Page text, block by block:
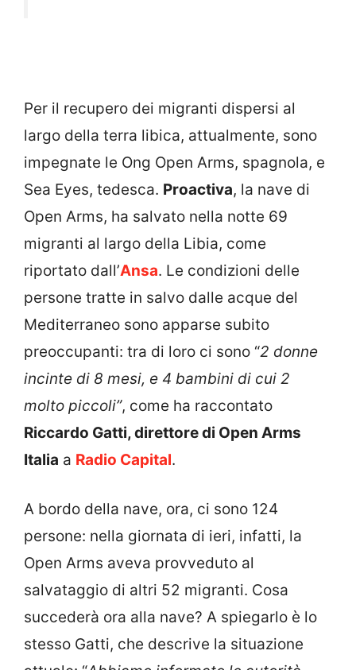
Per il recupero dei migranti dispersi al
largo della terra libica, attualmente, sono
impegnate le Ong Open Arms, spagnola, e
Sea Eyes, tedesca. Proactiva, la nave di
Open Arms, ha salvato nella notte 69
migranti al largo della Libia, come
riportato dall’Ansa. Le condizioni delle
persone tratte in salvo dalle acque del
Mediterraneo sono apparse subito
preoccupanti: tra di loro ci sono “2 donne
incinte di 8 mesi, e 4 bambini di cui 2
molto piccoli”, come ha raccontato
Riccardo Gatti, direttore di Open Arms
Italia a Radio Capital.
A bordo della nave, ora, ci sono 124
persone: nella giornata di ieri, infatti, la
Open Arms aveva provveduto al
salvataggio di altri 52 migranti. Cosa
succederà ora alla nave? A spiegarlo è lo
stesso Gatti, che descrive la situazione